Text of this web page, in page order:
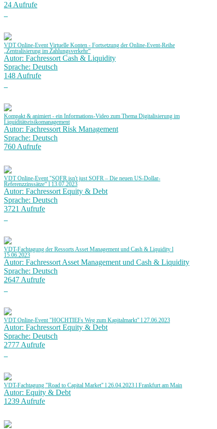
24 Aufrufe
VDT Online-Event Virtuelle Konten - Fortsetzung der Online-Event-Reihe
„Zentralisierung im Zahlungsverkehr“
Autor: Fachressort Cash & Liquidity
Sprache: Deutsch
148 Aufrufe
Kompakt & animiert - ein Informations-Video zum Thema Digitalisierung im
Liquiditätsrisikomanagement
Autor: Fachressort Risk Management
Sprache: Deutsch
760 Aufrufe
VDT Online-Event "SOFR isn't just SOFR – Die neuen US-Dollar-
Referenzzinssätze“ l 13.07.2023
Autor: Fachressort Equity & Debt
Sprache: Deutsch
3721 Aufrufe
VDT-Fachtagung der Ressorts Asset Management und Cash & Liquidity l
15.06.2023
Autor: Fachressort Asset Management und Cash & Liquidity
Sprache: Deutsch
2647 Aufrufe
VDT Online-Event "HOCHTIEFs Weg zum Kapitalmarkt" l 27.06.2023
Autor: Fachressort Equity & Debt
Sprache: Deutsch
2777 Aufrufe
VDT-Fachtagung "Road to Capital Market" l 26.04.2023 l Frankfurt am Main
Autor: Equity & Debt
1239 Aufrufe